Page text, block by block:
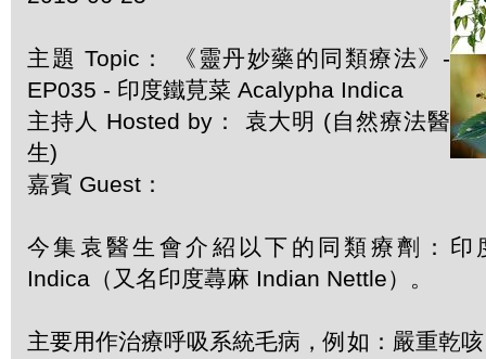
主題 Topic： 《靈丹妙藥的同類療法》-
EP035 - 印度鐵莧菜 Acalypha Indica
主持人 Hosted by： 袁大明 (自然療法醫
生)
嘉賓 Guest：
今集袁醫生會介紹以下的同類療劑：印
Indica（又名印度蕁麻 Indian Nettle）。
主要用作治療呼吸系統毛病，例如：嚴重乾